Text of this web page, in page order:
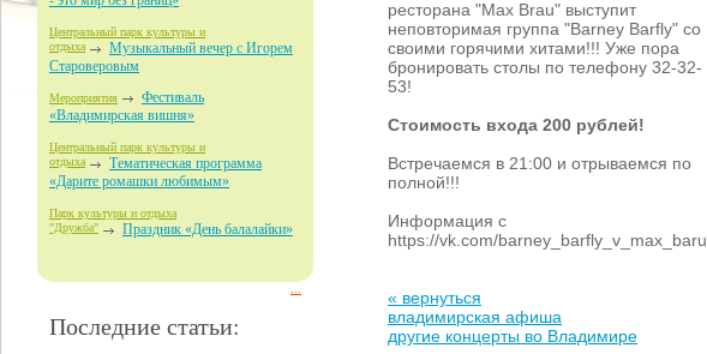
Центральный парк культуры и
отдыха
Музыкальный вечер с Игорем
Староверовым
Мероприятия
Фестиваль
«Владимирская вишня»
Центральный парк культуры и
отдыха
Тематическая программа
«Дарите ромашки любимым»
Парк культуры и отдыха
"Дружба" Праздник «День балалайки»
Последние статьи:
ресторана "Max Brau" выступит
неповторимая группа "Barney Barfly" со
своими горячими хитами!!! Уже пора
бронировать столы по телефону 32-32-
53!
Стоимость входа 200 рублей!
Встречаемся в 21:00 и отрываемся по
полной!!!
Информация с
https://vk.com/barney_barfly_v_max_baru
« вернуться
владимирская афиша
другие концерты во Владимире